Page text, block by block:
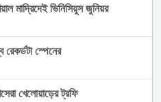
মাদ্রিদেই ভিনিসিয়ুস জুনিয়র
স্পেনের
খেলোয়াড়ের ট্রফি